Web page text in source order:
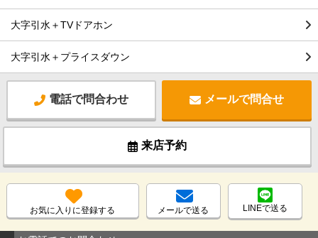
大字引水＋TVドアホン
大字引水＋プライスダウン
電話で問合わせ メールで問合せ
来店予約
お気に入りに登録する メールで送る LINEで送る